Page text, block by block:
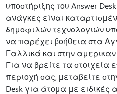
υποστήριξης του Answer
ανάγκες είναι
δημοφιλών τεχνολογιών
να παρέχει βοήθεια στα
Γαλλικά και στην
Για να βρείτε τα στοιχεία
περιοχή σας, μεταβείτε
Desk για άτομα με ειδικές